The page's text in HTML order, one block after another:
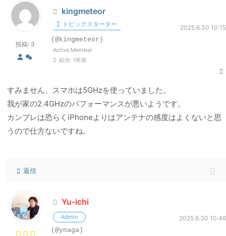
投稿: 3
kingmeteor
トピックスターター
2025.6.30 10:15
(@kingmeteor)
Active Member
結合: 1年前
すみません、スマホは5GHzを使っていました。
我が家の2.4GHzのパフォーマンスが悪いようです。
カンプレは恐らくiPhoneよりはアンテナの感度はよくないと思
うので仕方ないですね。
返信
Yu-ichi
Admin
2025.6.30 10:46
(@ynaga)